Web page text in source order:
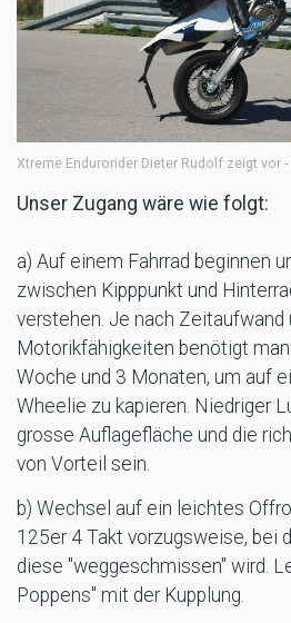
Xtreme Endurorider Dieter Rudolf zeigt vor
Unser Zugang wäre wie folgt:
a) Auf einem Fahrrad beginnen
zwischen Kipppunkt und
verstehen. Je nach Zeitaufwand
Motorikfähigkeiten benötigt
Woche und 3 Monaten, um auf
Wheelie zu kapieren. Niedriger
grosse Auflagefläche und die
von Vorteil sein.
b) Wechsel auf ein leichtes
125er 4 Takt vorzugsweise, bei
diese "weggeschmissen" wird.
Poppens" mit der Kupplung.